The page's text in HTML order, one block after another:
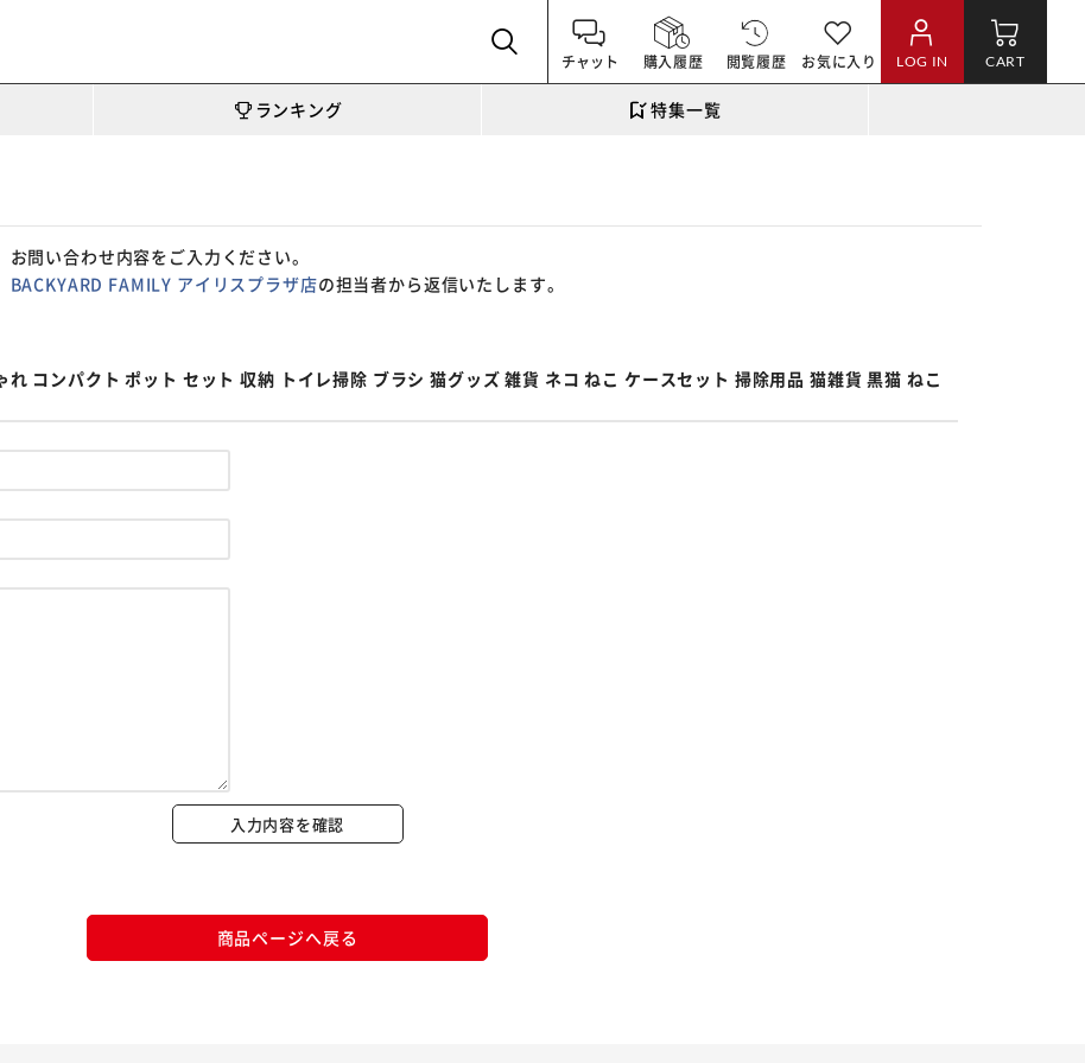
チャット 購入履歴 閲覧履歴 お気に入り LOG IN CART
ランキング 特集一覧
お問い合わせ内容をご入力ください。
BACKYARD FAMILY アイリスプラザ店の担当者から返信いたします。
コンパクト ポット セット 収納 トイレ掃除 ブラシ 猫グッズ 雑貨 ネコ ねこ ケースセット 掃除用品 猫雑貨 黒猫 ねこ
入力内容を確認
商品ページへ戻る
カートに入れる